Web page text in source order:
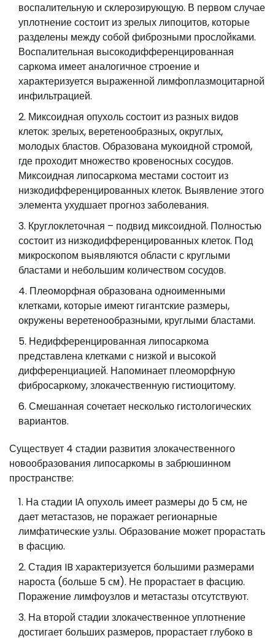
воспалительную и склерозирующую. В первом случае
уплотнение состоит из зрелых липоцитов, которые
разделены между собой фиброзными прослойками.
Воспалительная высокодифференцированная
саркома имеет аналогичное строение и
характеризуется выраженной лимфоплазмоцитарной
инфильтрацией.
Миксоидная опухоль состоит из разных видов
клеток: зрелых, веретенообразных, округлых,
молодых бластов. Образована мукоидной стромой,
где проходит множество кровеносных сосудов.
Миксоидная липосаркома местами состоит из
низкодифференцированных клеток. Выявление этого
элемента ухудшает прогноз заболевания.
Круглоклеточная – подвид миксоидной. Полностью
состоит из низкодифференцированных клеток. Под
микроскопом выявляются области с круглыми
бластами и небольшим количеством сосудов.
Плеоморфная образована одноименными
клетками, которые имеют гигантские размеры,
окружены веретенообразными, круглыми бластами.
Недифференцированная липосаркома
представлена клетками с низкой и высокой
дифференциацией. Напоминает плеоморфную
фибросаркому, злокачественную гистиоцитому.
Смешанная сочетает несколько гистологических
вариантов.
Существует 4 стадии развития злокачественного
новообразования липосаркомы в забрюшинном
пространстве:
На стадии IА опухоль имеет размеры до 5 см, не
дает метастазов, не поражает регионарные
лимфатические узлы. Образование может прорастать
в фасцию.
Стадия IB характеризуется большими размерами
нароста (больше 5 см). Не прорастает в фасцию.
Поражение лимфоузлов и метастазы отсутствуют.
На второй стадии злокачественное уплотнение
достигает больших размеров, прорастает глубоко в